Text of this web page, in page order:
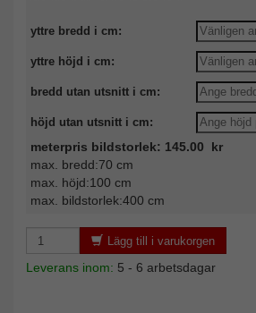
yttre bredd i cm:
yttre höjd i cm:
bredd utan utsnitt i cm:
höjd utan utsnitt i cm:
meterpris bildstorlek: 145.00 kr
max. bredd:70 cm
max. höjd:100 cm
max. bildstorlek:400 cm
Lägg till i varukorgen
Leverans inom: 5 - 6 arbetsdagar